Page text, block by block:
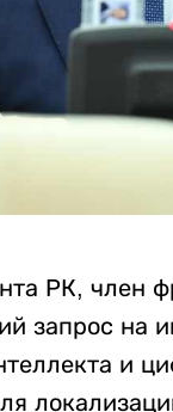
РК, член
запрос на
и